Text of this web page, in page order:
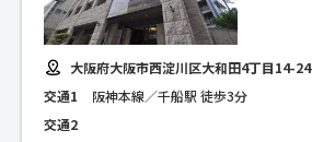
大阪府大阪市西淀川区大和田4丁目14-24
交通1
阪神本線／千船駅 徒歩3分
交通2